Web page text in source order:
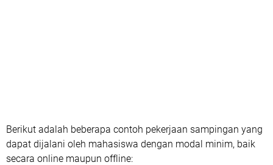
Berikut adalah beberapa contoh pekerjaan sampingan yang
dapat dijalani oleh mahasiswa dengan modal minim, baik
secara online maupun offline: